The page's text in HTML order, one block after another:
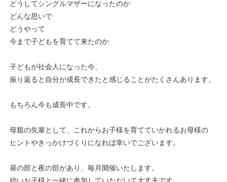
どうしてシングルマザーになったのか
どんな思いで
どうやって
今まで子どもを育てて来たのか
子どもが社会人になった今、
振り返ると自分が成長できたと感じることがたくさんあります。
もちろん今も成長中です。
母親の先輩として、これからお子様を育てていかれるお母様の
ヒントやきっかけづくりになれば幸いでございます。
昼の部と夜の部があり、毎月開催いたします。